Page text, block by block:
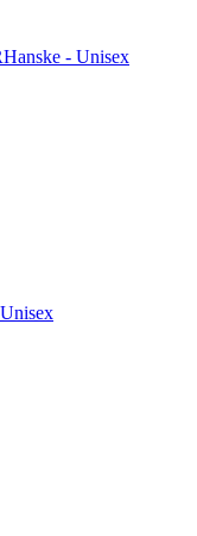
Hanske - Unisex